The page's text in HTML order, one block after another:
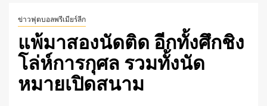
ข่าวฟุตบอลพรีเมียร์ลีก
แพ้มาสองนัดติด อีกทั้งศึกชิง
โล่ห์การกุศล รวมทั้งนัด
หมายเปิดสนาม